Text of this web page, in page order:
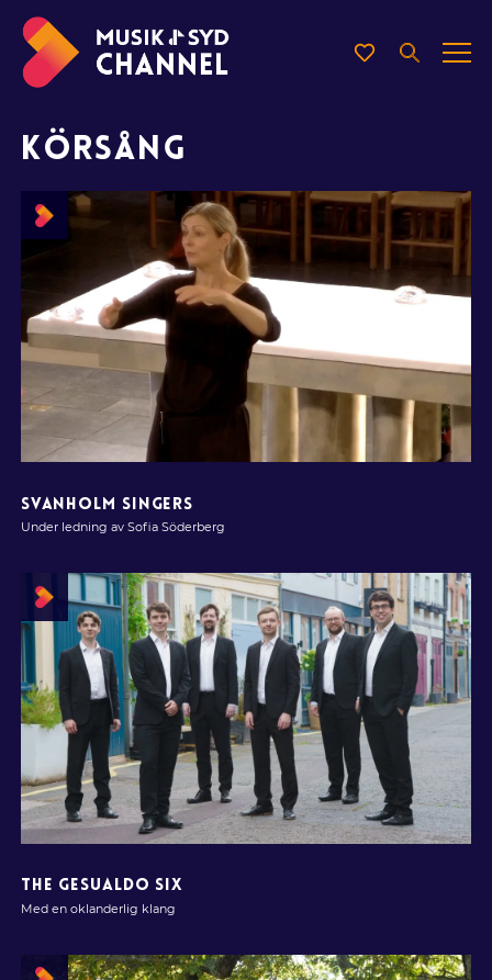
KÖRSÅNG
SVANHOLM SINGERS
Under ledning av Sofia Söderberg
THE GESUALDO SIX
Med en oklanderlig klang